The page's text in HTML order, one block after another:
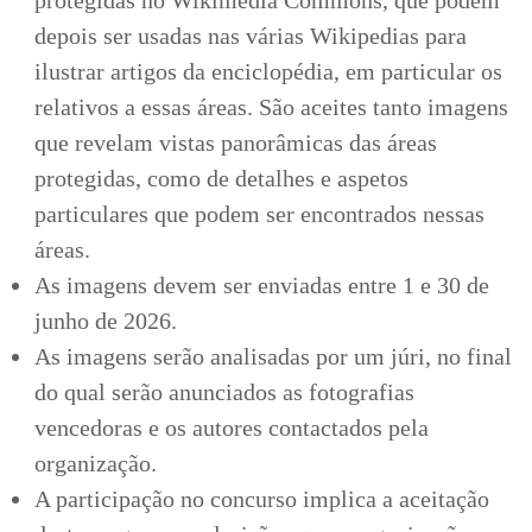
depois ser usadas nas várias Wikipedias para
ilustrar artigos da enciclopédia, em particular os
relativos a essas áreas. São aceites tanto imagens
que revelam vistas panorâmicas das áreas
protegidas, como de detalhes e aspetos
particulares que podem ser encontrados nessas
áreas.
As imagens devem ser enviadas entre 1 e 30 de
junho de 2026.
As imagens serão analisadas por um júri, no final
do qual serão anunciados as fotografias
vencedoras e os autores contactados pela
organização.
A participação no concurso implica a aceitação